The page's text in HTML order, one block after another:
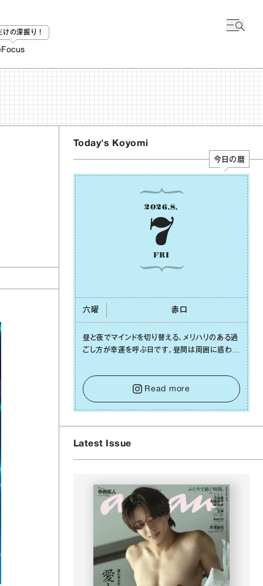
けの深掘り！
Focus
Today's Koyomi
今日の暦
2026.8.
7
FRI
六曜 ⾚⼝
昼と夜でマインドを切り替える、メリハリのある過
ごし⽅が幸運を呼ぶ⽇です。昼間は周囲に惑わさ
をキープして。そして夜は、疲れや寂しさから⽢
い⾔葉に流されないよう、⼼にしっかりブレーキ
をかけること。この意識の切り替えが、あなたに
確かな安⼼感をもたらすはずです。
Read more
Latest Issue